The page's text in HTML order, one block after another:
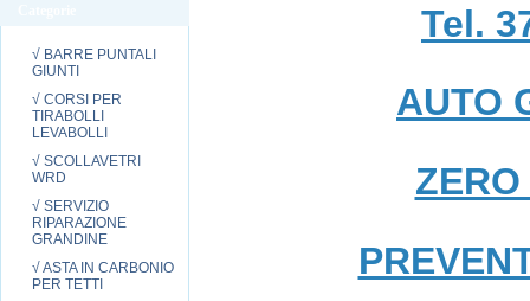
√ BARRE PUNTALI
GIUNTI
√ CORSI PER
TIRABOLLI
LEVABOLLI
√ SCOLLAVETRI
WRD
√ SERVIZIO
RIPARAZIONE
GRANDINE
√ ASTA IN CARBONIO
PER TETTI
Tel.
AUTO